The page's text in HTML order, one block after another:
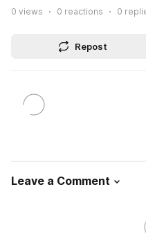
0 views 0 reactions 0
Repost
Leave a Comment